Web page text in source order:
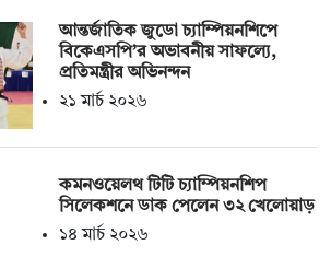
আন্তর্জাতিক জুডো চ্যাম্পিয়নশিপে
বিকেএসপি’র অভাবনীয় সাফল্যে,
প্রতিমন্ত্রীর অভিনন্দন
২১ মার্চ ২০২৬
কমনওয়েলথ টিটি চ্যাম্পিয়নশিপ
সিলেকশনে ডাক পেলেন ৩২ খেলোয়াড়
১৪ মার্চ ২০২৬